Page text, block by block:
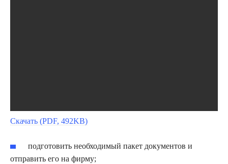
Скачать (PDF, 492KB)
подготовить необходимый пакет документов и
отправить его на фирму;